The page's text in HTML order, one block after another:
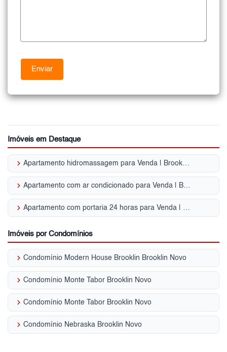
Imóveis em Destaque
keyboard_arrow_right Apartamento hidromassagem para Venda | Brooklin Novo
keyboard_arrow_right Apartamento com ar condicionado para Venda | Brooklin Novo
keyboard_arrow_right Apartamento com portaria 24 horas para Venda | Brooklin Novo
Imóveis por Condomínios
keyboard_arrow_right Condomínio Modern House Brooklin Brooklin Novo
keyboard_arrow_right Condomínio Monte Tabor Brooklin Novo
keyboard_arrow_right Condomínio Monte Tabor Brooklin Novo
keyboard_arrow_right Condomínio Nebraska Brooklin Novo